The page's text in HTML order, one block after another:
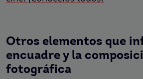
Otros elementos que
encuadre y la
fotográfica